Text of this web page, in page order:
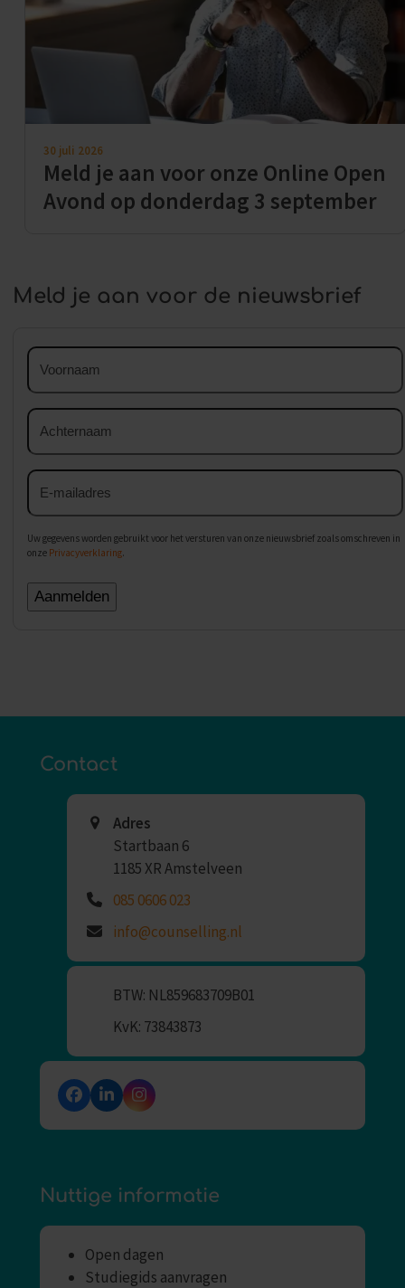
30 juli 2026
Meld je aan voor onze Online Open
Avond op donderdag 3 september
Meld je aan voor de nieuwsbrief
Voornaam
Achternaam
E-
mailadres
Uw gegevens worden gebruikt voor het versturen van onze nieuwsbrief zoals omschreven in
onze Privacyverklaring.
Contact
Adres
Startbaan 6
1185 XR Amstelveen
085 0606 023
info@counselling.nl
BTW: NL859683709B01
KvK: 73843873
Facebook
LinkedInInstagram
Nuttige informatie
Open dagen
Studiegids aanvragen